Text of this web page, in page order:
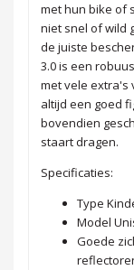
met hun bike of
niet snel of wild
de juiste
3.0 is een
met vele extra's
altijd een goed
bovendien
staart dragen.
Specificaties:
Type
Model
Goede